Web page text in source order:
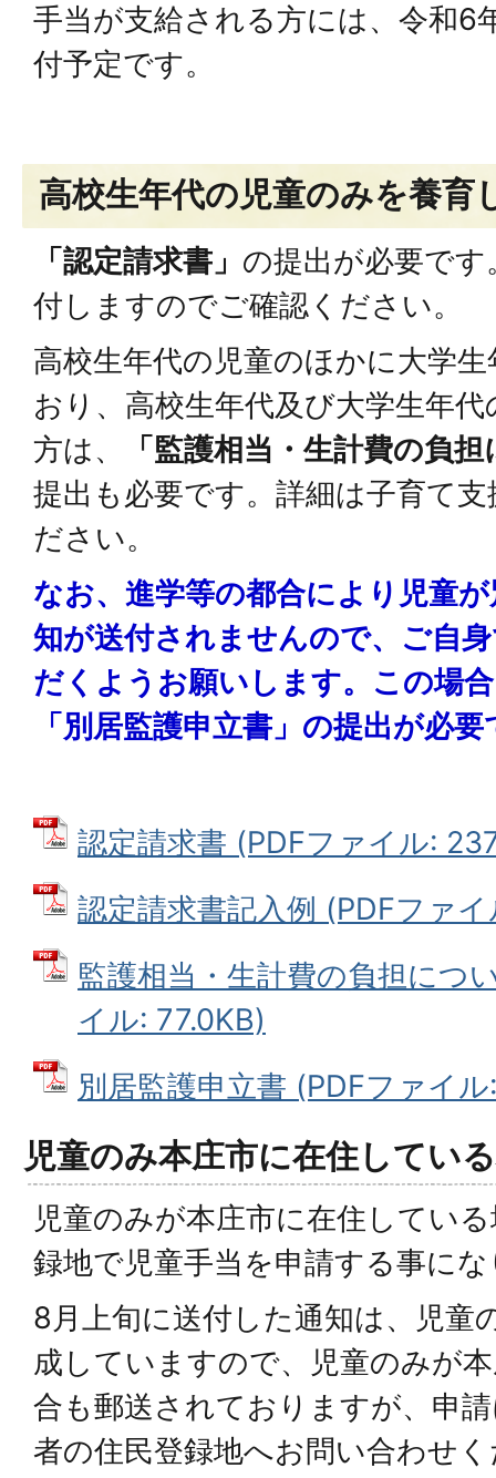
手当が支給される方には、令和6
付予定です。
高校生年代の児童のみを養育
「認定請求書」 の提出が必要で
付しますのでご確認ください。
高校生年代の児童のほかに大学
おり、高校生年代及び大学生年
方は、
「監護相当・生計費の負
提出も必要です。詳細は子育て
ださい。
なお、進学等の都合により児童
知が送付されませんので、ご自
だくようお願いします。この場
「別居監護申立書」の提出が必
認定請求書 (PDFファイル:
認定請求書記入例 (PDFファ
監護相当・生計費の負担につ
イル: 77.0KB)
別居監護申立書 (PDFファイ
児童のみ本庄市に在住してい
児童のみが本庄市に在住してい
録地で児童手当を申請する事に
8月上旬に送付した通知は、児童
成していますので、児童のみが
合も郵送されておりますが、申
者の住民登録地へお問い合わせ